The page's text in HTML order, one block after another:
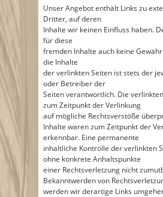
Unser Angebot enthält Links zu
Dritter, auf deren
Inhalte wir keinen Einfluss haben.
für diese
fremden Inhalte auch keine
die Inhalte
der verlinkten Seiten ist stets der
oder Betreiber der
Seiten verantwortlich. Die
zum Zeitpunkt der Verlinkung
auf mögliche Rechtsverstöße
Inhalte waren zum Zeitpunkt der
erkennbar. Eine permanente
inhaltliche Kontrolle der verlinkten
ohne konkrete Anhaltspunkte
einer Rechtsverletzung nicht
Bekanntwerden von
werden wir derartige Links